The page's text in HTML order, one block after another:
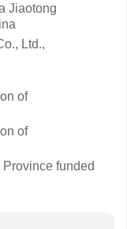
Jiaotong
Ltd.,
of
of
funded